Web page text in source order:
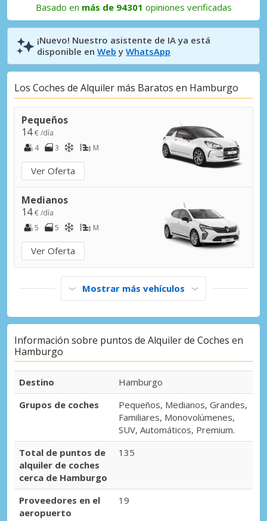
Hamburgo Eppendorf
Hamburgo Eppendorf, Alemania
Hamburgo Este, Wandsbek
Hamburgo Harburg
Hamburgo Harburg, Alemania
Hamburgo Lokstedt
Hamburgo Lokstedt, Alemania
Hamburgo Norderstedt
Hamburgo Norte, Alstertal
Hamburgo Norte, Alstertal, Alemania
Hamburgo Reeperbahn
Hamburgo Reeperbahn, Alemania
Hamburgo Segeberger
Hamburgo ST. Pauli, Alemania
Hamburgo Sud
Hamburgo Sud, Alemania
Hamburgo, Hafencity
Hamburgo, Hafencity, Alemania
Hamburgo, Hamm
Hamburgo, Hamm, Alemania
Hamburgo, Hammerbrook
Hamburgo, Hammerbrook, Alemania
Basado en más de 94301 opiniones verificadas
¡Nuevo! Nuestro asistente de IA ya está
disponible en Web y WhatsApp
Los Coches de Alquiler más Baratos en Hamburgo
Pequeños
14€ /día
4
3 M
Ver Oferta
Medianos
14€ /día
5
5 M
Ver Oferta
Mostrar más vehículos
Información sobre puntos de Alquiler de Coches en
Hamburgo
Destino
Hamburgo
Grupos de coches
Pequeños, Medianos, Grandes,
Familiares, Monovolúmenes,
SUV, Automáticos, Premium.
Total de puntos de
alquiler de coches
cerca de Hamburgo
135
Proveedores en el
aeropuerto
19